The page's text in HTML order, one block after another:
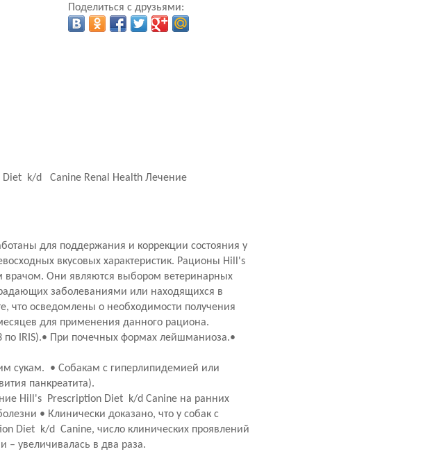
Поделиться с друзьями:
Diet k/d Canine Renal Health Лечение
для поддержания и коррекции состояния у
вкусовых характеристик. Рационы Hill's
врачом. Они являются выбором ветеринарных
заболеваниями или находящихся в
что осведомлены о необходимости получения
для применения данного рациона.
по IRIS).• При почечных формах лейшманиоза.•
сукам. • Собакам с гиперлипидемией или
панкреатита).
Hill's Prescription Diet k/d Canine на ранних
• Клинически доказано, что у собак с
Diet k/d Canine, число клинических проявлений
– увеличивалась в два раза.